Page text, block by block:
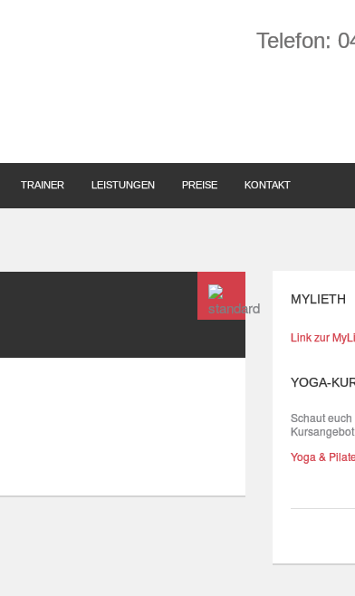
Telefon:
TRAINER LEISTUNGEN PREISE KONTAKT
MYLIETH
Link zur
YOGA-
Schaut
Yoga &